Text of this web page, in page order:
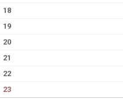
18
19
20
21
22
23